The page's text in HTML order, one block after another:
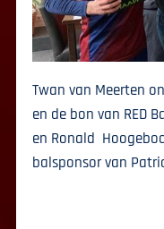
Twan van Meerten
en de bon van RED
en Ronald
balsponsor van